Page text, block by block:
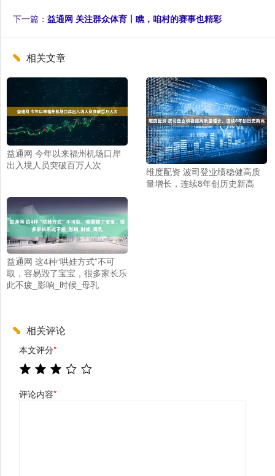
下一篇： 益通网 关注群众体育丨瞧，咱村的赛事也精彩
相关文章
益通网 今年以来福州机场口岸
出入境人员突破百万人次
维度配资 波司登业绩稳健高质
量增长，连续8年创历史新高
益通网 这4种“哄娃方式”不可
取，容易毁了宝宝，很多家长乐
此不疲_影响_时候_母乳
相关评论
本文评分*
评论内容*